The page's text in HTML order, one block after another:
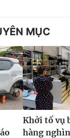
MỤC
Khởi tố vụ
hàng